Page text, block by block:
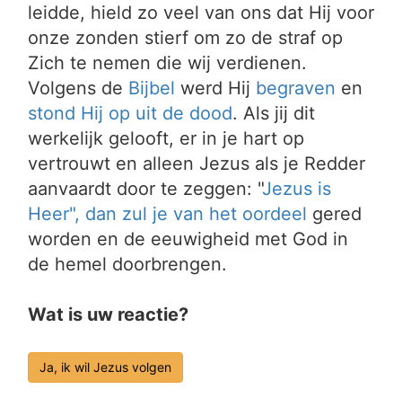
leidde, hield zo veel van ons dat Hij voor
onze zonden stierf om zo de straf op
Zich te nemen die wij verdienen.
Volgens de Bijbel werd Hij begraven en
stond Hij op uit de dood. Als jij dit
werkelijk gelooft, er in je hart op
vertrouwt en alleen Jezus als je Redder
aanvaardt door te zeggen: "Jezus is
Heer", dan zul je van het oordeel gered
worden en de eeuwigheid met God in
de hemel doorbrengen.
Wat is uw reactie?
Ja, ik wil Jezus volgen